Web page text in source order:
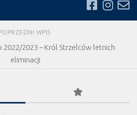
WPIS
2022/2023 – Król Strzelców letnich
eliminacji